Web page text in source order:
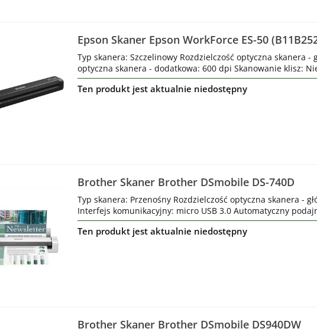
Epson Skaner Epson WorkForce ES-50
Typ skanera: Szczelinowy Rozdzielczość optyczna skanera -
optyczna skanera - dodatkowa: 600 dpi Skanowanie klisz:
Ten produkt jest aktualnie niedostępny
Brother Skaner Brother DSmobile DS-740D
Typ skanera: Przenośny Rozdzielczość optyczna skanera -
Interfejs komunikacyjny: micro USB 3.0 Automatyczny
Ten produkt jest aktualnie niedostępny
Brother Skaner Brother DSmobile DS940DW